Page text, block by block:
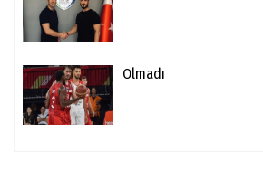
Olmadı